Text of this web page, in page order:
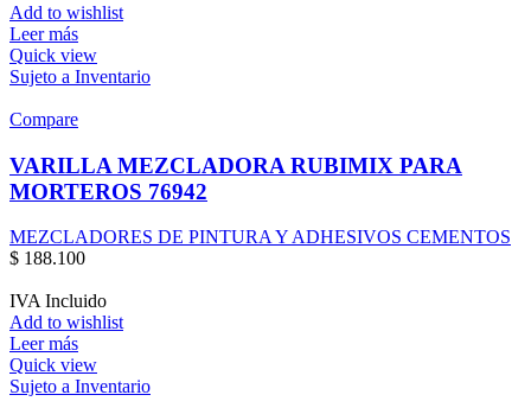
Add to wishlist
Leer más
Quick view
Sujeto a Inventario
Compare
VARILLA MEZCLADORA RUBIMIX PARA
MORTEROS 76942
MEZCLADORES DE PINTURA Y ADHESIVOS CEMENTOS
$ 188.100
IVA Incluido
Add to wishlist
Leer más
Quick view
Sujeto a Inventario